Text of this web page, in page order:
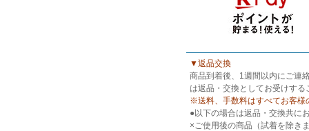
▼返品交換
商品到着後、1週間以内にご連
は返品・交換としてお受けす
※送料、手数料はすべてお客様
●以下の場合は返品・交換共に
×ご使用後の商品（試着を除